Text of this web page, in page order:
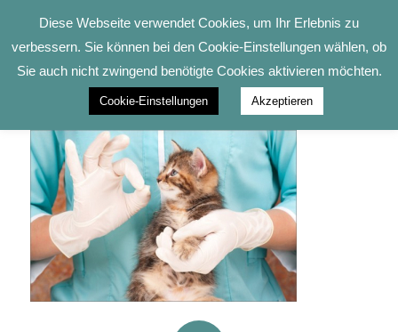
Diese Webseite verwendet Cookies, um Ihr Erlebnis zu
verbessern. Sie können bei den Cookie-Einstellungen wählen, ob
Sie auch nicht zwingend benötigte Cookies aktivieren möchten.
Cookie-Einstellungen Akzeptieren